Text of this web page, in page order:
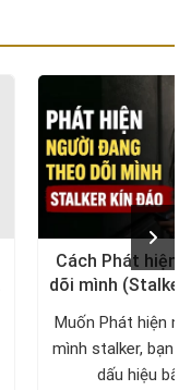
Cách Phát hiện
dõi mình
Muốn Phát hiện
mình stalker, bạn
dấu hiệu bất